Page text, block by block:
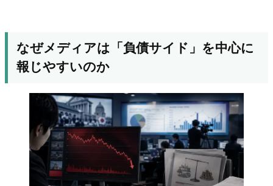
なぜメディアは「負債サイド」を中心に
報じやすいのか